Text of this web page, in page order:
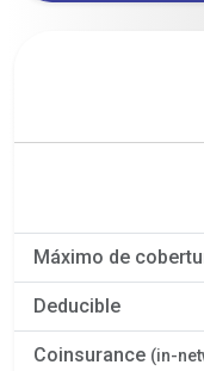
Máximo de
Deducible
Coinsurance (in-